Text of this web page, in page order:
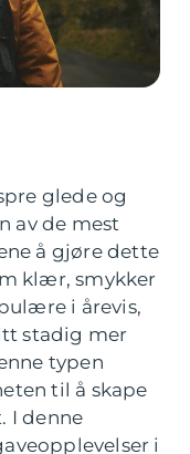
glede og
av de mest
å gjøre dette
klær, smykker
i årevis,
stadig mer
typen
til å skape
I denne
i